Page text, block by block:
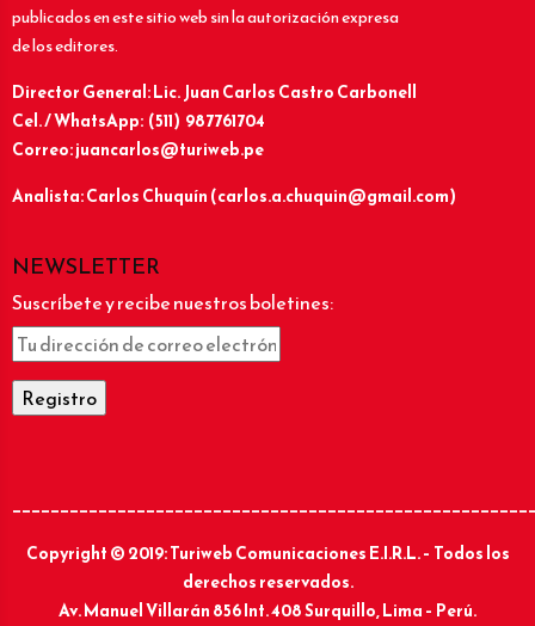
publicados en este sitio web sin la autorización expresa
de los editores.
Director General: Lic.Juan Carlos Castro Carbonell
Cel. / WhatsApp: (511) 987761704
Correo: juancarlos@turiweb.pe
Analista: Carlos Chuquín (carlos.a.chuquin@gmail.com)
NEWSLETTER
Suscríbete y recibe nuestros boletines:
Copyright © 2019: Turiweb Comunicaciones E.I.R.L. – Todos los
derechos reservados.
Av. Manuel Villarán 856 Int. 408 Surquillo, Lima – Perú.